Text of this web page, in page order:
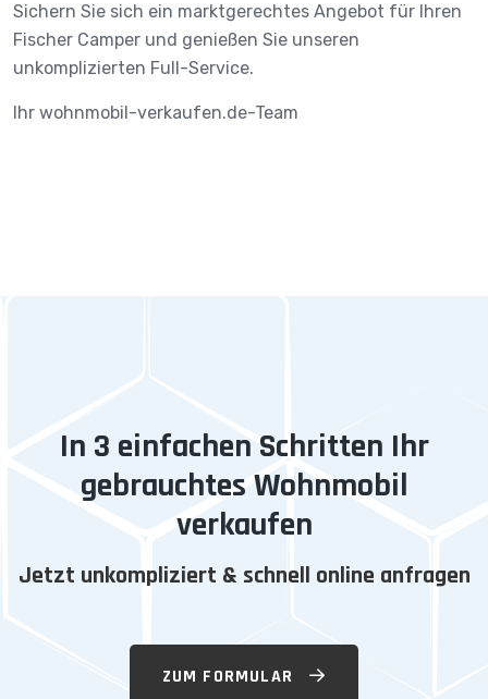
Sichern Sie sich ein marktgerechtes Angebot für Ihren
Fischer Camper und genießen Sie unseren
unkomplizierten Full-Service.
Ihr wohnmobil-verkaufen.de-Team
In 3 einfachen Schritten Ihr
gebrauchtes Wohnmobil
verkaufen
Jetzt unkompliziert & schnell online anfragen
ZUM FORMULAR